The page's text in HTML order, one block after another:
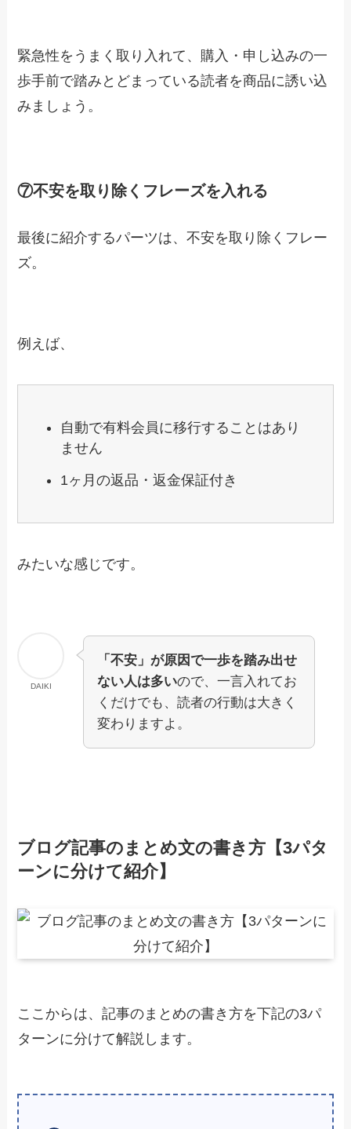
緊急性をうまく取り入れて、購入・申し込みの一
歩手前で踏みとどまっている読者を商品に誘い込
みましょう。
⑦不安を取り除くフレーズを入れる
最後に紹介するパーツは、不安を取り除くフレー
ズ。
例えば、
自動で有料会員に移行することはあり
ません
1ヶ月の返品・返金保証付き
みたいな感じです。
DAIKI
「不安」が原因で一歩を踏み出せ
ない人は多いので、一言入れてお
くだけでも、読者の行動は大きく
変わりますよ。
ブログ記事のまとめ文の書き方【3パタ
ーンに分けて紹介】
ここからは、記事のまとめの書き方を下記の3パ
ターンに分けて解説します。